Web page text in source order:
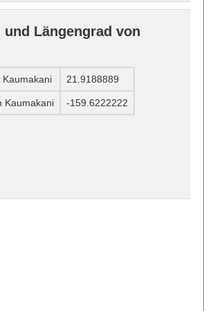
Längengrad von
Kaumakani 21.9188889
Kaumakani -159.6222222